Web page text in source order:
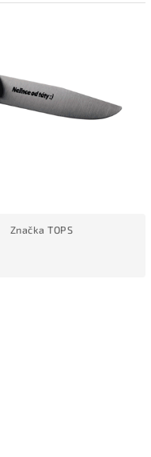
Značka TOPS